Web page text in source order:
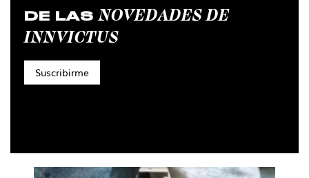
DE LAS NOVEDADES DE
INNVICTUS
Suscribirme